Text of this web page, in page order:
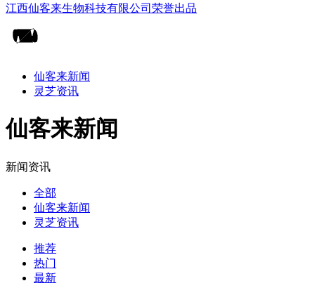
仙客来新闻
灵芝资讯
仙客来新闻
新闻资讯
全部
仙客来新闻
灵芝资讯
推荐
热门
最新